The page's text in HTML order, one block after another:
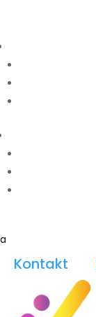
a
Kontakt